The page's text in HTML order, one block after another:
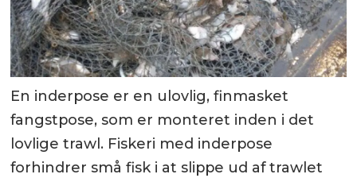
En inderpose er en ulovlig, finmasket
fangstpose, som er monteret inden i det
lovlige trawl. Fiskeri med inderpose
forhindrer små fisk i at slippe ud af trawlet